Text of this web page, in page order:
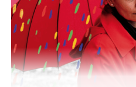
Descargar la Mu en PDF